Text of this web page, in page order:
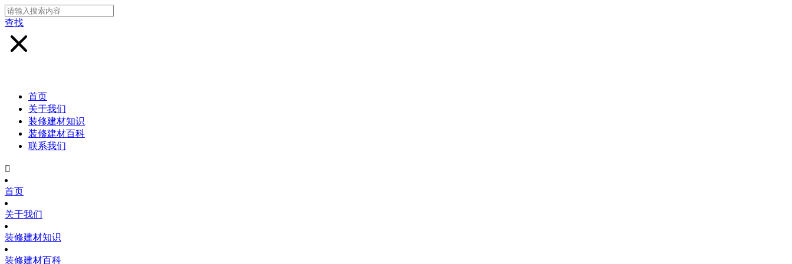
查找
首页
关于我们
装修建材知识
装修建材百科
联系我们

首页
关于我们
装修建材知识
装修建材百科